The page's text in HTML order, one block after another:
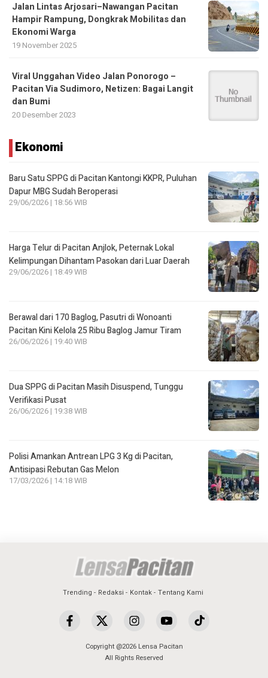
Jalan Lintas Arjosari–Nawangan Pacitan
Hampir Rampung, Dongkrak Mobilitas dan
Ekonomi Warga
19 November 2025
Viral Unggahan Video Jalan Ponorogo –
Pacitan Via Sudimoro, Netizen: Bagai Langit
dan Bumi
20 Desember 2023
Ekonomi
Baru Satu SPPG di Pacitan Kantongi KKPR, Puluhan
Dapur MBG Sudah Beroperasi
29/06/2026 | 18:56 WIB
Harga Telur di Pacitan Anjlok, Peternak Lokal
Kelimpungan Dihantam Pasokan dari Luar Daerah
29/06/2026 | 18:49 WIB
Berawal dari 170 Baglog, Pasutri di Wonoanti
Pacitan Kini Kelola 25 Ribu Baglog Jamur Tiram
26/06/2026 | 19:40 WIB
Dua SPPG di Pacitan Masih Disuspend, Tunggu
Verifikasi Pusat
26/06/2026 | 19:38 WIB
Polisi Amankan Antrean LPG 3 Kg di Pacitan,
Antisipasi Rebutan Gas Melon
17/03/2026 | 14:18 WIB
Trending Redaksi Kontak Tentang Kami
Copyright @2026 Lensa Pacitan
All Rights Reserved